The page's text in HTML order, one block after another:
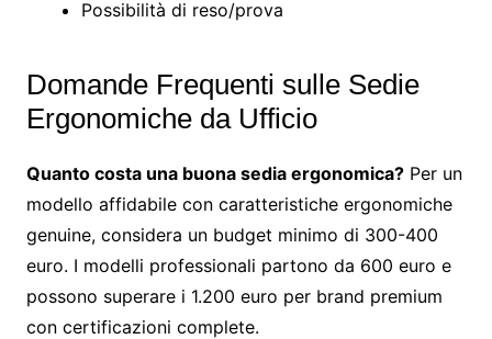
Possibilità di reso/prova
Domande Frequenti sulle Sedie
Ergonomiche da Ufficio
Quanto costa una buona sedia ergonomica?Per un
modello affidabile con caratteristiche ergonomiche
genuine, considera un budget minimo di 300-400
euro. I modelli professionali partono da 600 euro e
possono superare i 1.200 euro per brand premium
con certificazioni complete.